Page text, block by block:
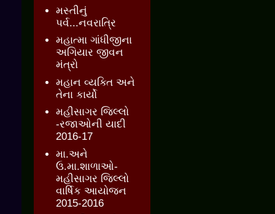
મસ્તીનું
પર્વ...નવરાત્રિ
મહાત્મા ગાંધીજીના
અગિયાર જીવન
મંત્રો
મહાન વ્યક્તિ અને
તેના કાર્યો
મહીસાગર જિલ્લો
-રજાઓની યાદી
2016-17
મા.અને
ઉ.મા.શાળાઓ-
મહીસાગર જિલ્લો
વાર્ષિક આયોજન
2015-2016